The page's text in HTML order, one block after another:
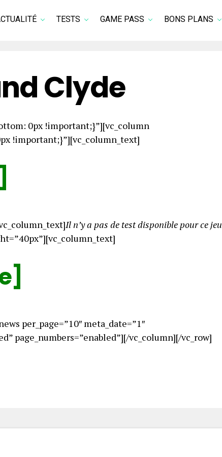
TESTS GAME PASS BONS PLANS
Clyde
0px !important;}”][vc_column
!important;}”][vc_column_text]
Il n’y a pas de test disponible pour ce jeu
per_page=”10″ meta_date=”1″
page_numbers=”enabled”][/vc_column][/vc_row]